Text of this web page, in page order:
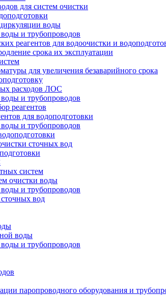
для систем очистки
воды
и трубопроводов
реагентов для водоочистки и
срока их эксплуатации
для увеличения безаварийного срока
расходов ЛОС
и трубопроводов
реагентов
для водоподготовки
и трубопроводов
сточных вод
систем
очистки воды
и трубопроводов
вод
воды
и трубопроводов
паропроводного оборудования и